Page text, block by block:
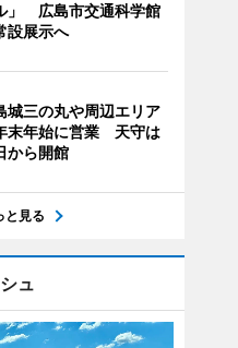
」 広島市交通科学館
設展示へ
城三の丸や周辺エリア
末年始に営業 天守は
から開館
と見る
ュ